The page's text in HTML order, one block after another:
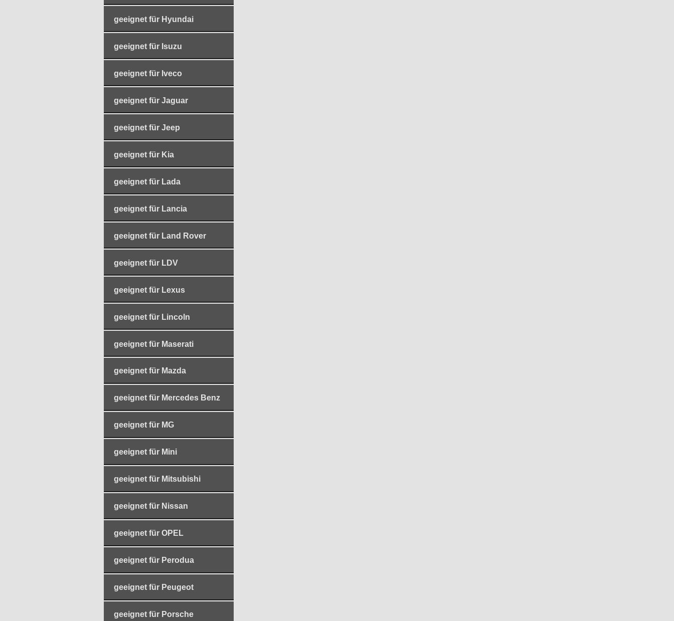
geeignet für Hyundai
geeignet für Isuzu
geeignet für Iveco
geeignet für Jaguar
geeignet für Jeep
geeignet für Kia
geeignet für Lada
geeignet für Lancia
geeignet für Land Rover
geeignet für LDV
geeignet für Lexus
geeignet für Lincoln
geeignet für Maserati
geeignet für Mazda
geeignet für Mercedes Benz
geeignet für MG
geeignet für Mini
geeignet für Mitsubishi
geeignet für Nissan
geeignet für OPEL
geeignet für Perodua
geeignet für Peugeot
geeignet für Porsche